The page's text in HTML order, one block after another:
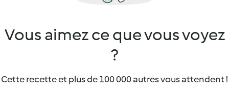
Vous aimez ce que vous voyez
?
Cette recette et plus de 100 000 autres vous attendent !